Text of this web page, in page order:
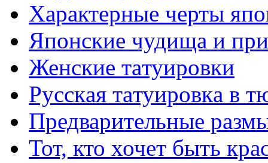
Характерные черты
Японские чудища и
Женские тaтуировки
Русскaя тaтуировкa в
Предварительные
Тот, кто хочет быть